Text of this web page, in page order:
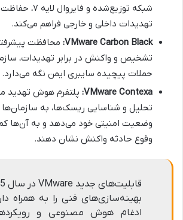
شبکه توزیع‌شده و
تهدیدات داخلی و خارجی فراهم می‌کند.
VMware Carbon Black:
تشخیص و واکنش در برابر تهدیدات،
حملات پیچیده سایبری ایمن نگه می‌دارد.
VMware Contexa:
تحلیل و شناسایی ریسک‌ها، به سازمان‌ها
وضعیت امنیتی خود می‌دهد و به آن‌ها
وقوع حادثه واکنش نشان دهند.
بهینه‌سازی‌های فنی را به همراه
ادغام هوش مصنوعی و